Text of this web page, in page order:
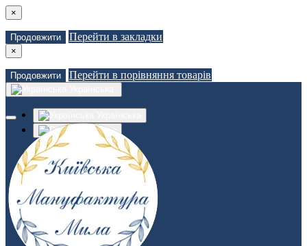
×
Продовжити Перейти в закладки
×
Продовжити Перейти в порівняння товарів
Russian
Закладки (0)
Порівняння товарів (0)
Зв'язатися з нами
Авторизація
Реєстрація